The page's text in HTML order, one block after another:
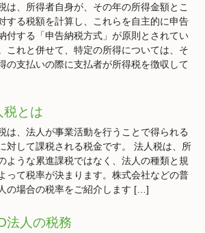
は、所得者自身が、その年の所得金額とこ
する税額を計算し、これらを自主的に申告
付する「申告納税方式」が原則とされてい
これと併せて、特定の所得については、そ
の支払いの際に支払者が所得税を徴収して
税とは
は、法人が事業活動を行うことで得られる
対して課税される税金です。 法人税は、所
ような累進課税ではなく、法人の種類と規
って税率が決まります。株式会社などの普
の場合の税率をご紹介します […]
法人の税務